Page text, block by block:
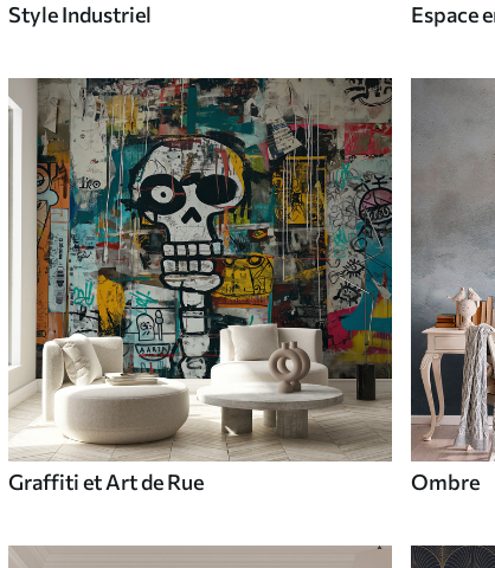
Style Industriel Espace
Graffiti et Art de Rue Ombre